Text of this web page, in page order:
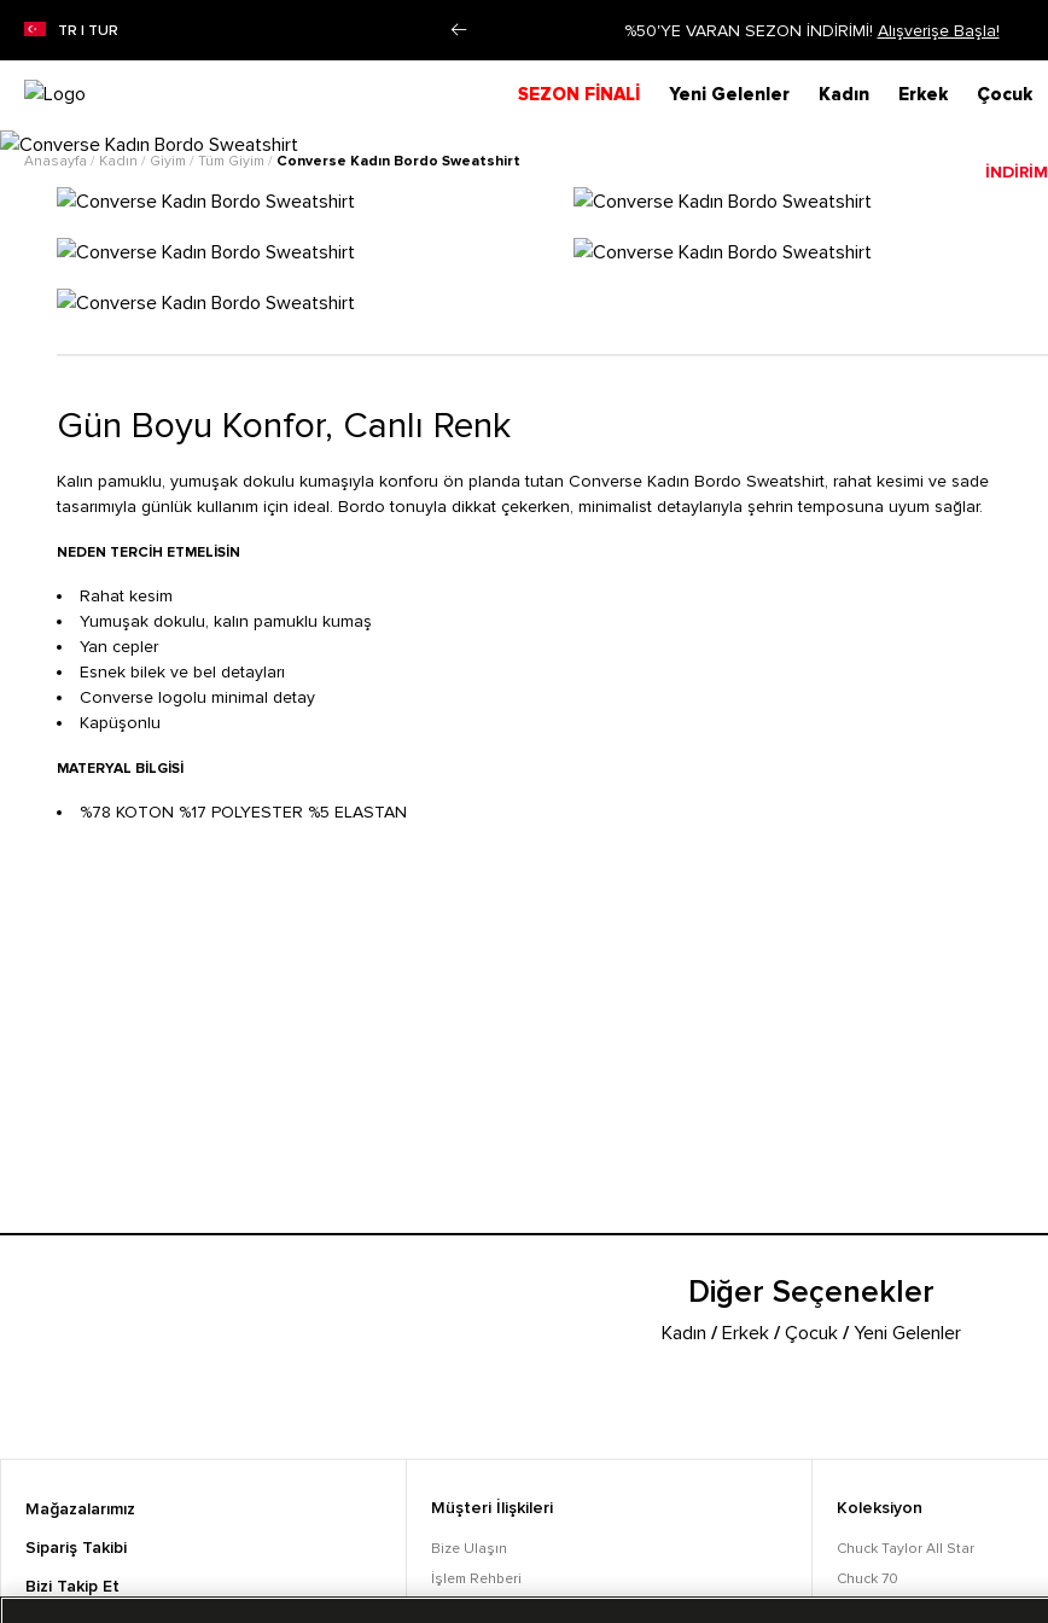
TR | TUR
farksız 4 taksit imkanı! %50'YE VARAN SEZON İNDİRİMİ! Alışverişe Başla!
SEZON FİNALİ Yeni Gelenler Kadın Erkek Çocuk
Anasayfa / Kadın / Giyim / Tüm Giyim / Converse Kadın Bordo Sweatshirt
İNDİRİM
Gün Boyu Konfor, Canlı Renk
Kalın pamuklu, yumuşak dokulu kumaşıyla konforu ön planda tutan Converse Kadın Bordo Sweatshirt, rahat kesimi ve sade
tasarımıyla günlük kullanım için ideal. Bordo tonuyla dikkat çekerken, minimalist detaylarıyla şehrin temposuna uyum sağlar.
NEDEN TERCIH ETMELISIN
Rahat kesim
Yumuşak dokulu, kalın pamuklu kumaş
Yan cepler
Esnek bilek ve bel detayları
Converse logolu minimal detay
Kapüşonlu
MATERYAL BILGISI
%78 KOTON %17 POLYESTER %5 ELASTAN
Diğer Seçenekler
Kadın /Erkek /Çocuk /Yeni Gelenler
Mağazalarımız
Sipariş Takibi
Bizi Takip Et
Müşteri İlişkileri
Bize Ulaşın
İşlem Rehberi
Koleksiyon
Chuck Taylor All Star
Chuck 70